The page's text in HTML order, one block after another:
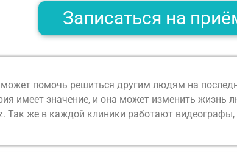
Записаться на
помочь решиться другим людям на
имеет значение, и она может изменить
Так же в каждой клиники работают